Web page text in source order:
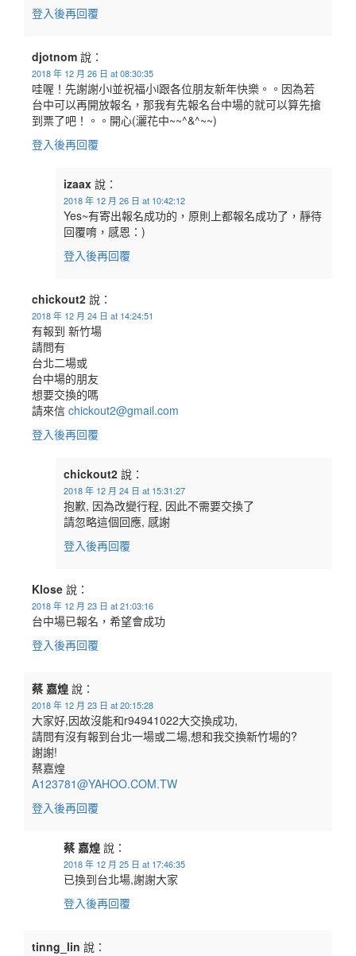
登入後再回覆
djotnom 說：
2018 年 12 月 26 日 at 08:30:35
哇喔！先謝謝小i並祝福小i跟各位朋友新年快樂。。因為若
台中可以再開放報名，那我有先報名台中場的就可以算先搶
到票了吧！。。開心(灑花中~~^&^~~)
登入後再回覆
izaax 說：
2018 年 12 月 26 日 at 10:42:12
Yes~有寄出報名成功的，原則上都報名成功了，靜待
回覆唷，感恩：)
登入後再回覆
chickout2 說：
2018 年 12 月 24 日 at 14:24:51
有報到 新竹場
請問有
台北二場或
台中場的朋友
想要交換的嗎
請來信 chickout2@gmail.com
登入後再回覆
chickout2 說：
2018 年 12 月 24 日 at 15:31:27
抱歉, 因為改變行程, 因此不需要交換了
請忽略這個回應, 感謝
登入後再回覆
Klose 說：
2018 年 12 月 23 日 at 21:03:16
台中場已報名，希望會成功
登入後再回覆
蔡 嘉煌 說：
2018 年 12 月 23 日 at 20:15:28
大家好,因故沒能和r94941022大交換成功,
請問有沒有報到台北一場或二場,想和我交換新竹場的?
謝謝!
蔡嘉煌
A123781@YAHOO.COM.TW
登入後再回覆
蔡 嘉煌 說：
2018 年 12 月 25 日 at 17:46:35
已換到台北場,謝謝大家
登入後再回覆
tinng_lin 說：